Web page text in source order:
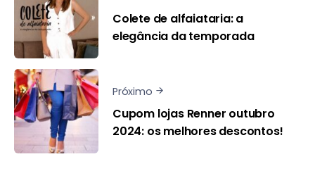
Colete de alfaiataria: a
elegância da temporada
Próximo
Cupom lojas Renner outubro
2024: os melhores descontos!